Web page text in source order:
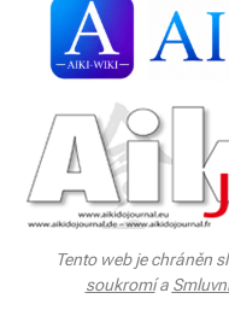
Tento web je chráněn
soukromía